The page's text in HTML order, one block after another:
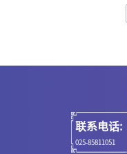
联系电话:
025-85811051